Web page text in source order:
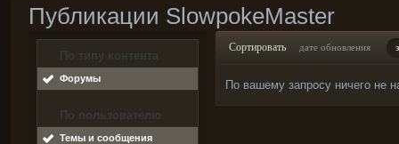
Публикации SlowpokeMaster
По типу контента
Форумы
По пользователю
Темы и сообщения
Сортировать дате обновления
По вашему запросу ничего не